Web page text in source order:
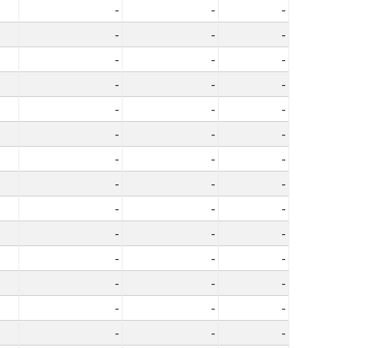
- -
-
- -
-
- -
-
- -
-
- -
-
- -
-
- -
-
- -
-
- -
-
- -
-
- -
-
- -
-
- -
-
- -
-